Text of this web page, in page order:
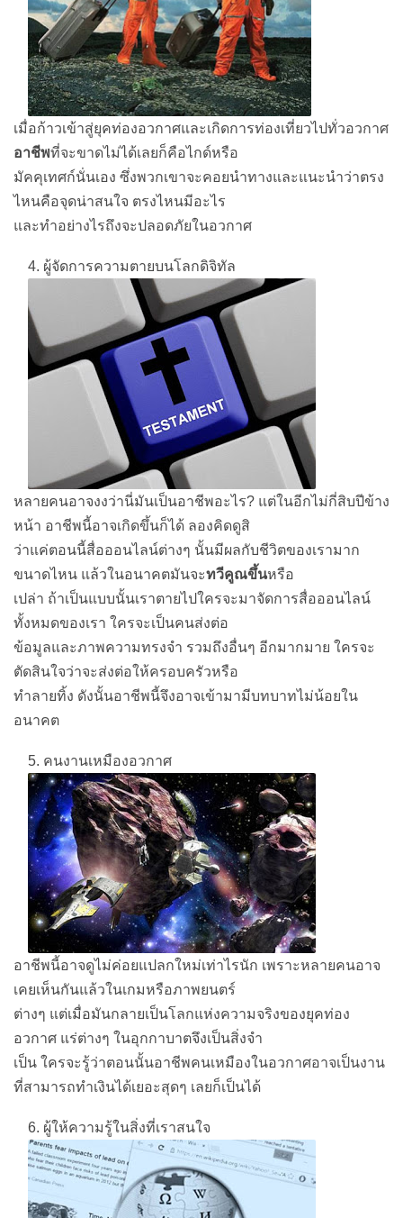
เมื่อก้าวเข้าสู่ยุคท่องอวกาศและเกิดการท่องเที่ยวไปทั่วอวกาศ
อาชีพที่จะขาดไม่ได้เลยก็คือไกด์หรือ
มัคคุเทศก์นั่นเอง ซึ่งพวกเขาจะคอยนำทางและแนะนำว่าตรง
ไหนคือจุดน่าสนใจ ตรงไหนมีอะไร
และทำอย่างไรถึงจะปลอดภัยในอวกาศ
4. ผู้จัดการความตายบนโลกดิจิทัล
หลายคนอาจงงว่านี่มันเป็นอาชีพอะไร? แต่ในอีกไม่กี่สิบปีข้าง
หน้า อาชีพนี้อาจเกิดขึ้นก็ได้ ลองคิดดูสิ
ว่าแค่ตอนนี้สื่อออนไลน์ต่างๆ นั้นมีผลกับชีวิตของเรามาก
ขนาดไหน แล้วในอนาคตมันจะทวีคูณขึ้นหรือ
เปล่า ถ้าเป็นแบบนั้นเราตายไปใครจะมาจัดการสื่อออนไลน์
ทั้งหมดของเรา ใครจะเป็นคนส่งต่อ
ข้อมูลและภาพความทรงจำ รวมถึงอื่นๆ อีกมากมาย ใครจะ
ตัดสินใจว่าจะส่งต่อให้ครอบครัวหรือ
ทำลายทิ้ง ดังนั้นอาชีพนี้จึงอาจเข้ามามีบทบาทไม่น้อยใน
อนาคต
5. คนงานเหมืองอวกาศ
อาชีพนี้อาจดูไม่ค่อยแปลกใหม่เท่าไรนัก เพราะหลายคนอาจ
เคยเห็นกันแล้วในเกมหรือภาพยนตร์
ต่างๆ แต่เมื่อมันกลายเป็นโลกแห่งความจริงของยุคท่อง
อวกาศ แร่ต่างๆ ในอุกกาบาตจึงเป็นสิ่งจำ
เป็น ใครจะรู้ว่าตอนนั้นอาชีพคนเหมืองในอวกาศอาจเป็นงาน
ที่สามารถทำเงินได้เยอะสุดๆ เลยก็เป็นได้
6. ผู้ให้ความรู้ในสิ่งที่เราสนใจ